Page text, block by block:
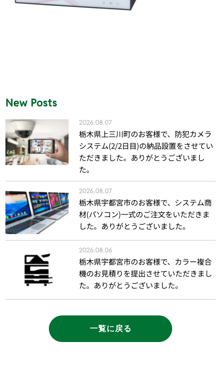
New Posts
2026.08.07
栃木県上三川町のお客様で、防犯カメラ
システム(2/2日目)の納品設置をさせてい
ただきました。ありがとうございまし
た。
2026.08.07
栃木県宇都宮市のお客様で、システム商
材(パソコン)一式のご注文をいただきま
した。ありがとうございました。
2026.08.06
栃木県宇都宮市のお客様で、カラー複合
機のお見積りを提出させていただきまし
た。ありがとうございました。
一覧に戻る